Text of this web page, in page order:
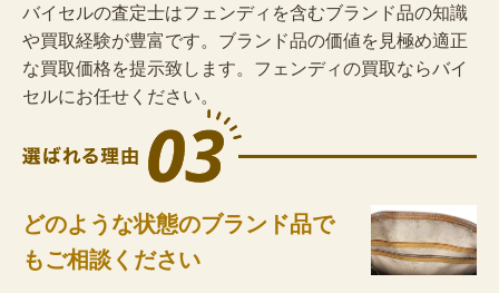
バイセルの査定士はフェンディを含むブランド品の知識
や買取経験が豊富です。ブランド品の価値を見極め適正
な買取価格を提示致します。フェンディの買取ならバイ
セルにお任せください。
どのような状態のブランド品で
もご相談ください